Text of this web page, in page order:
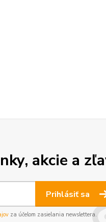
akcie a
Prihlásiť sa
za účelom zasielania newslettera.